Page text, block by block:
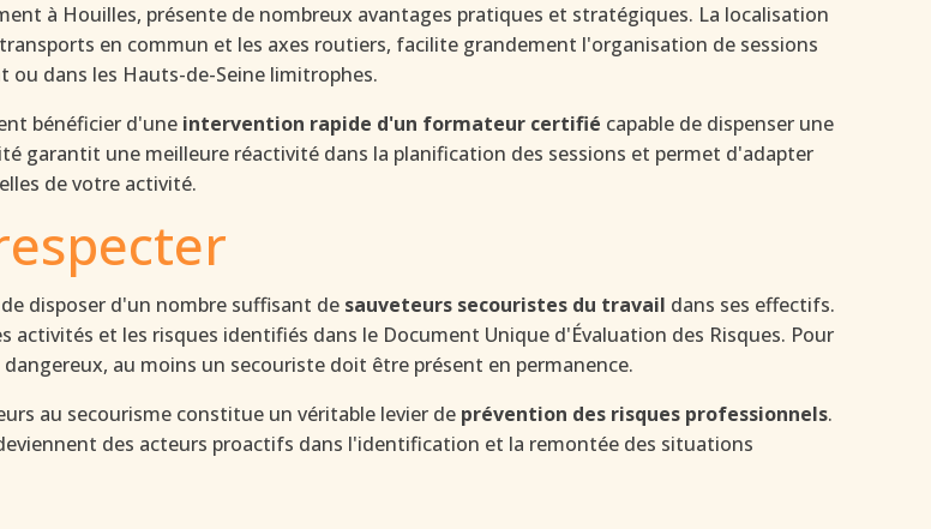
à Houilles, présente de nombreux avantages pratiques et stratégiques. La localisation
en commun et les axes routiers, facilite grandement l'organisation de sessions
dans les Hauts-de-Seine limitrophes.
bénéficier d'une intervention rapide d'un formateur certifié capable de dispenser une
garantit une meilleure réactivité dans la planification des sessions et permet d'adapter
de votre activité.
disposer d'un nombre suffisant de sauveteurs secouristes du travail dans ses effectifs.
et les risques identifiés dans le Document Unique d'Évaluation des Risques. Pour
au moins un secouriste doit être présent en permanence.
au secourisme constitue un véritable levier de prévention des risques professionnels.
des acteurs proactifs dans l'identification et la remontée des situations